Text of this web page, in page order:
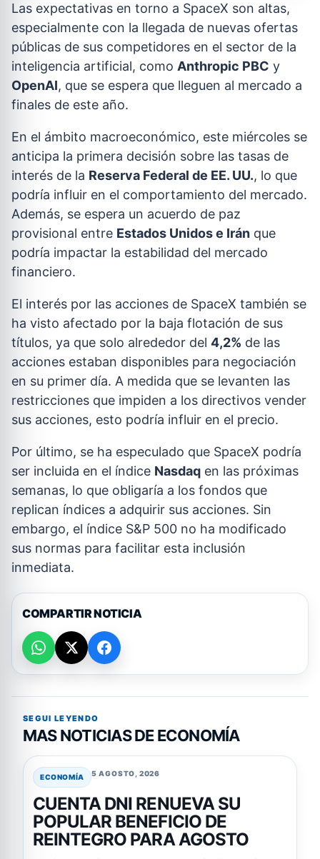
Las expectativas en torno a SpaceX son altas,
especialmente con la llegada de nuevas ofertas
públicas de sus competidores en el sector de la
inteligencia artificial, como Anthropic PBC y
OpenAI, que se espera que lleguen al mercado a
finales de este año.
En el ámbito macroeconómico, este miércoles se
anticipa la primera decisión sobre las tasas de
interés de la Reserva Federal de EE. UU., lo que
podría influir en el comportamiento del mercado.
Además, se espera un acuerdo de paz
provisional entre Estados Unidos e Irán que
podría impactar la estabilidad del mercado
financiero.
El interés por las acciones de SpaceX también se
ha visto afectado por la baja flotación de sus
títulos, ya que solo alrededor del 4,2% de las
acciones estaban disponibles para negociación
en su primer día. A medida que se levanten las
restricciones que impiden a los directivos vender
sus acciones, esto podría influir en el precio.
Por último, se ha especulado que SpaceX podría
ser incluida en el índice Nasdaq en las próximas
semanas, lo que obligaría a los fondos que
replican índices a adquirir sus acciones. Sin
embargo, el índice S&P 500 no ha modificado
sus normas para facilitar esta inclusión
inmediata.
COMPARTIR NOTICIA
SEGUI LEYENDO
MAS NOTICIAS DE ECONOMÍA
ECONOMÍA 5 AGOSTO, 2026
CUENTA DNI RENUEVA SU
POPULAR BENEFICIO DE
REINTEGRO PARA AGOSTO